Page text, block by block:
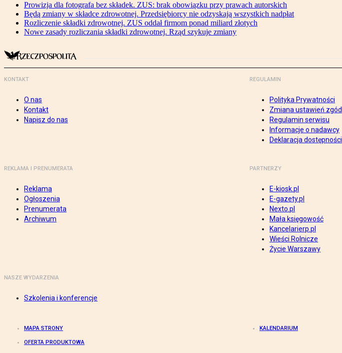
Prowizja dla fotografa bez składek. ZUS: brak obowiązku przy prawach autorskich
Będą zmiany w składce zdrowotnej. Przedsiębiorcy nie odzyskają wszystkich nadpłat
Rozliczenie składki zdrowotnej. ZUS oddał firmom ponad miliard złotych
Nowe zasady rozliczania składki zdrowotnej. Rząd szykuje zmiany
KONTAKT
O nas
Kontakt
Napisz do nas
REGULAMIN
Polityka Prywatności
Zmiana ustawień zgód
Regulamin serwisu
Informacje o nadawcy
Deklaracja dostępności
REKLAMA I PRENUMERATA
Reklama
Ogłoszenia
Prenumerata
Archiwum
PARTNERZY
E-kiosk.pl
E-gazety.pl
Nexto.pl
Mała księgowość
Kancelarierp.pl
Wieści Rolnicze
Życie Warszawy
NASZE WYDARZENIA
Szkolenia i konferencje
MAPA STRONY KALENDARIUM
OFERTA PRODUKTOWA